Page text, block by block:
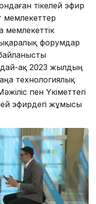
тікелей эфир
мемлекеттер
мемлекеттік
форумдар
ақ 2023 жылдың
технологиялық
пен Үкіметтегі
эфирдегі жұмысы